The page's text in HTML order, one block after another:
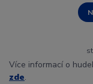
Více informací o
zde.